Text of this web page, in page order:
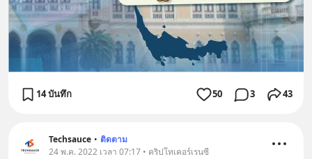
14 บันทึก 50 3 43
Techsauce • ติดตาม
24 พ.ค. 2022 เวลา 07:17 • คริปโทเคอร์เรนซี